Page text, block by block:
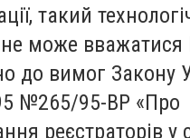
такий
не може вважатися
до вимог Закону
№265/95-ВР «Про
реєстраторів у